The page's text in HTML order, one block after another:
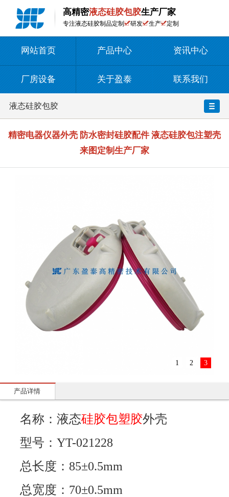
高精密液态硅胶包胶生产厂家
专注液态硅胶制品定制 研发 生产 定制
网站首页 产品中心 资讯中心
厂房设备 关于盈泰 联系我们
液态硅胶包胶
精密电器仪器外壳 防水密封硅胶配件 液态硅胶包注塑壳
来图定制生产厂家
1 2 3
产品详情
名称：液态硅胶包塑胶外壳
型号：YT-021228
总长度：85±0.5mm
总宽度：70±0.5mm